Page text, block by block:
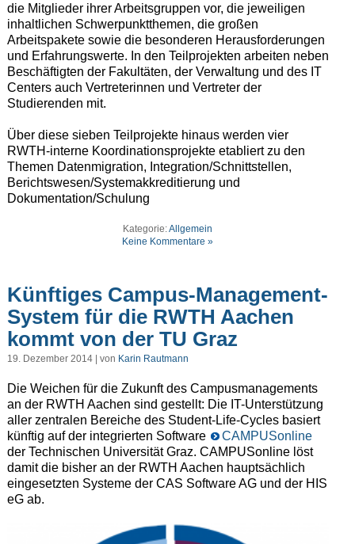
die Mitglieder ihrer Arbeitsgruppen vor, die jeweiligen
inhaltlichen Schwerpunktthemen, die großen
Arbeitspakete sowie die besonderen Herausforderungen
und Erfahrungswerte. In den Teilprojekten arbeiten neben
Beschäftigten der Fakultäten, der Verwaltung und des IT
Centers auch Vertreterinnen und Vertreter der
Studierenden mit.
Über diese sieben Teilprojekte hinaus werden vier
RWTH-interne Koordinationsprojekte etabliert zu den
Themen Datenmigration, Integration/Schnittstellen,
Berichtswesen/Systemakkreditierung und
Dokumentation/Schulung
Kategorie:Allgemein
Keine Kommentare »
Künftiges Campus-Management-
System für die RWTH Aachen
kommt von der TU Graz
19. Dezember 2014 | von Karin Rautmann
Die Weichen für die Zukunft des Campusmanagements
an der RWTH Aachen sind gestellt: Die IT-Unterstützung
aller zentralen Bereiche des Student-Life-Cycles basiert
künftig auf der integrierten Software
CAMPUSonline
der Technischen Universität Graz. CAMPUSonline löst
da­mit die bisher an der RWTH Aachen hauptsächlich
ein­gesetzten Systeme der CAS Software AG und der HIS
eG ab.